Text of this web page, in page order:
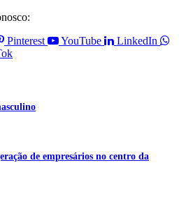
Pinterest YouTube
LinkedIn
de empresários no centro da